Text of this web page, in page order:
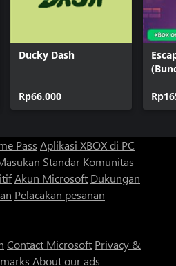
Ducky Dash
Rp66.000
Pass Aplikasi XBOX di PC
Standar Komunitas
Akun Microsoft Dukungan
Pelacakan pesanan
Contact Microsoft Privacy &
About our ads